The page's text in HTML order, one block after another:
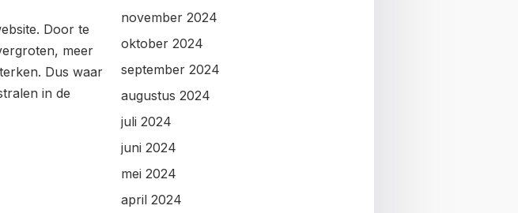
Door te
meer
Dus waar
in de
november 2024
oktober 2024
september 2024
augustus 2024
juli 2024
juni 2024
mei 2024
april 2024